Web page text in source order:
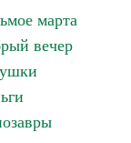
марта
вечер